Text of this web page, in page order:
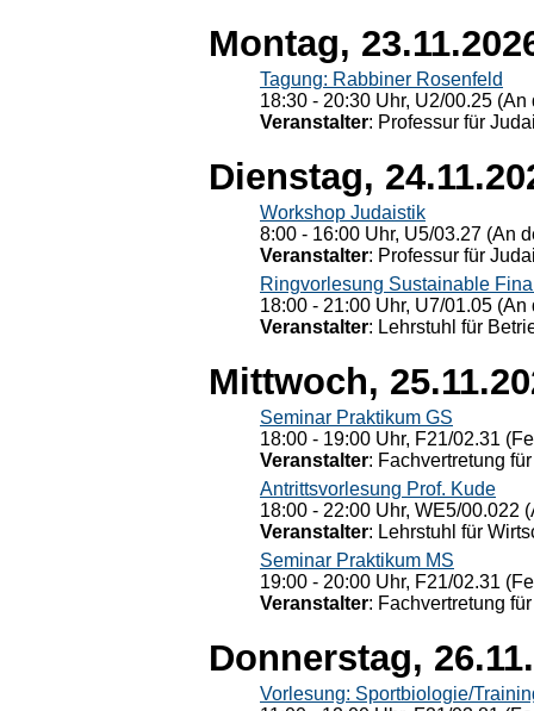
Montag,
Tagung: Rabbiner Rosenfeld
18:30 - 20:30 Uhr, U2/00.25
Veranstalter: Professur für
Dienstag,
Workshop Judaistik
8:00 - 16:00 Uhr, U5/03.27 (An
Veranstalter: Professur für
Ringvorlesung Sustainable
18:00 - 21:00 Uhr, U7/01.05
Veranstalter: Lehrstuhl für
Mittwoch,
Seminar Praktikum GS
18:00 - 19:00 Uhr, F21/02.31
Veranstalter: Fachvertretung
Antrittsvorlesung Prof. Kude
18:00 - 22:00 Uhr, WE5/00.022
Veranstalter: Lehrstuhl für
Seminar Praktikum MS
19:00 - 20:00 Uhr, F21/02.31
Veranstalter: Fachvertretung
Donnerstag,
Vorlesung: Sportbiologie/